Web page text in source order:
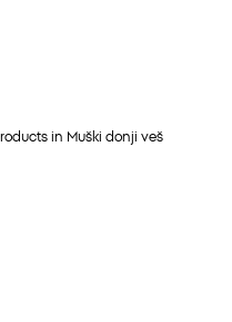
in Muški donji veš